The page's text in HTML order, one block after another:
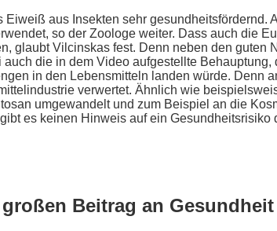
aus Insekten sehr gesundheitsfördernd.
so der Zoologe weiter. Dass auch die
glaubt Vilcinskas fest. Denn neben den
die in dem Video aufgestellte
in den Lebensmitteln landen würde. Denn
verwertet. Ähnlich wie
umgewandelt und zum Beispiel an die
es keinen Hinweis auf ein Gesundheitsrisiko
Beitrag an